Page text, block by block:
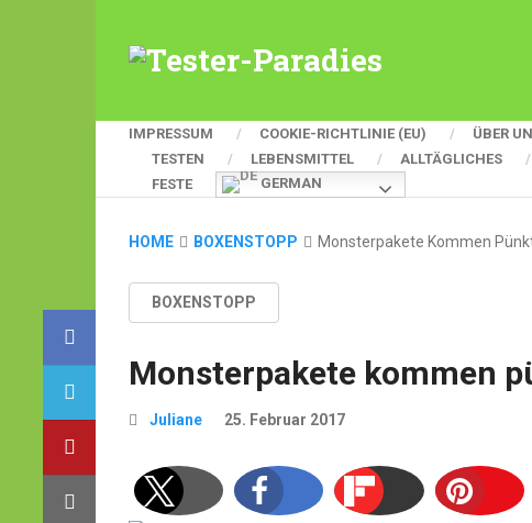
IMPRESSUM COOKIE-RICHTLINIE (EU) ÜBER
TESTEN
LEBENSMITTEL ALLTÄGLICHES
FESTE
GERMAN
HOME BOXENSTOPP Monsterpakete Kommen
BOXENSTOPP
Monsterpakete kommen
Juliane 25. Februar 2017